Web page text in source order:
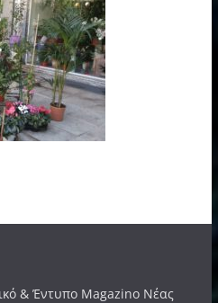
& Έντυπο Magazino Νέας